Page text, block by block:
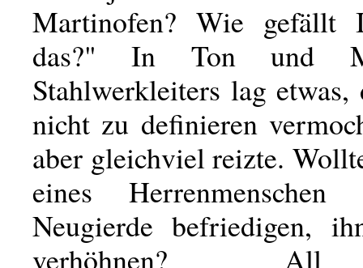
Martinofen? Wie gefällt
das?" In Ton und
Stahlwerkleiters lag etwas,
nicht zu definieren
aber gleichviel reizte.
eines
Neugierde befriedigen,
verhöhnen?